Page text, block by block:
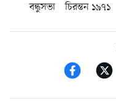
বন্ধুসভা
চিরন্তন ১৯৭১